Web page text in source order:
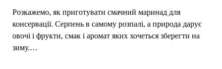
Розкажемо, як приготувати смачний маринад для
консервації. Серпень в самому розпалі, а природа дарує
овочі і фрукти, смак і аромат яких хочеться зберегти на
зиму.…